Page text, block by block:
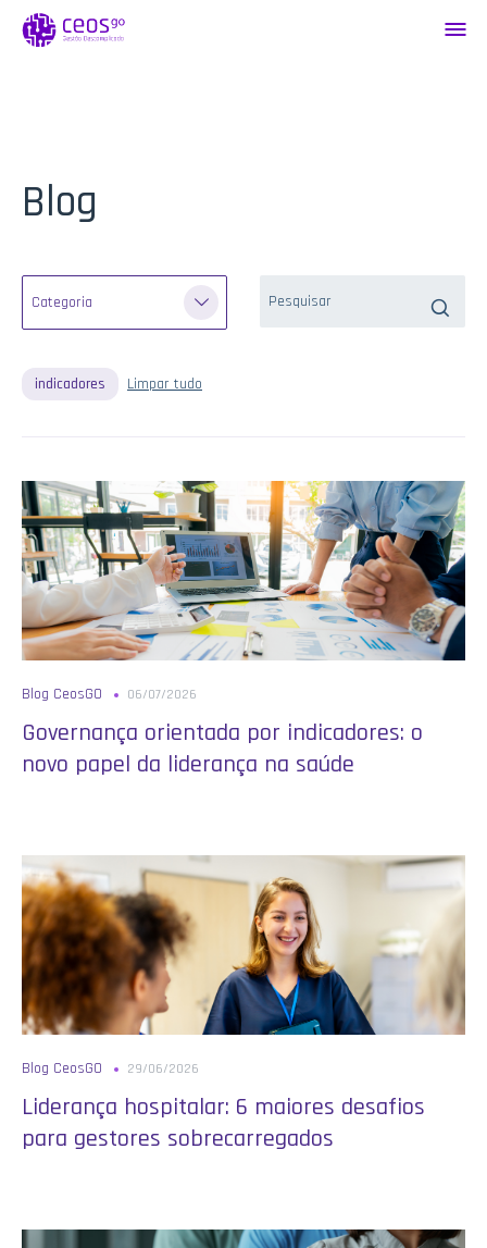
Blog
indicadores Limpar tudo
Blog CeosGO 06/07/2026
Governança orientada por indicadores: o
novo papel da liderança na saúde
Blog CeosGO 29/06/2026
Liderança hospitalar: 6 maiores desafios
para gestores sobrecarregados